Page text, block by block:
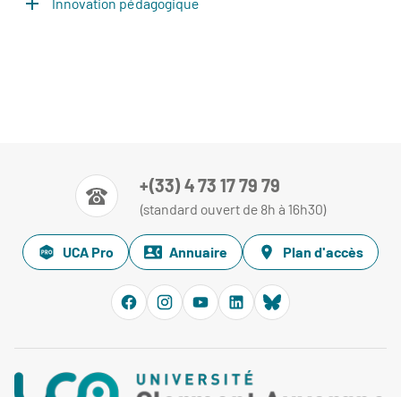
+(33) 4 73 17 79 79
(standard ouvert de 8h à 16h30)
UCA Pro Annuaire Plan d'accès